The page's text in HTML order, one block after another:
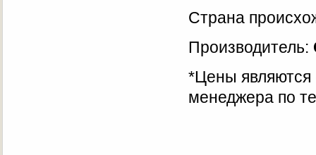
Страна
Производитель:
*Цены
менеджера по